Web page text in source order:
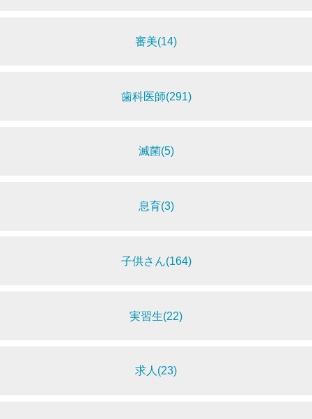
審美(14)
歯科医師(291)
滅菌(5)
息育(3)
子供さん(164)
実習生(22)
求人(23)